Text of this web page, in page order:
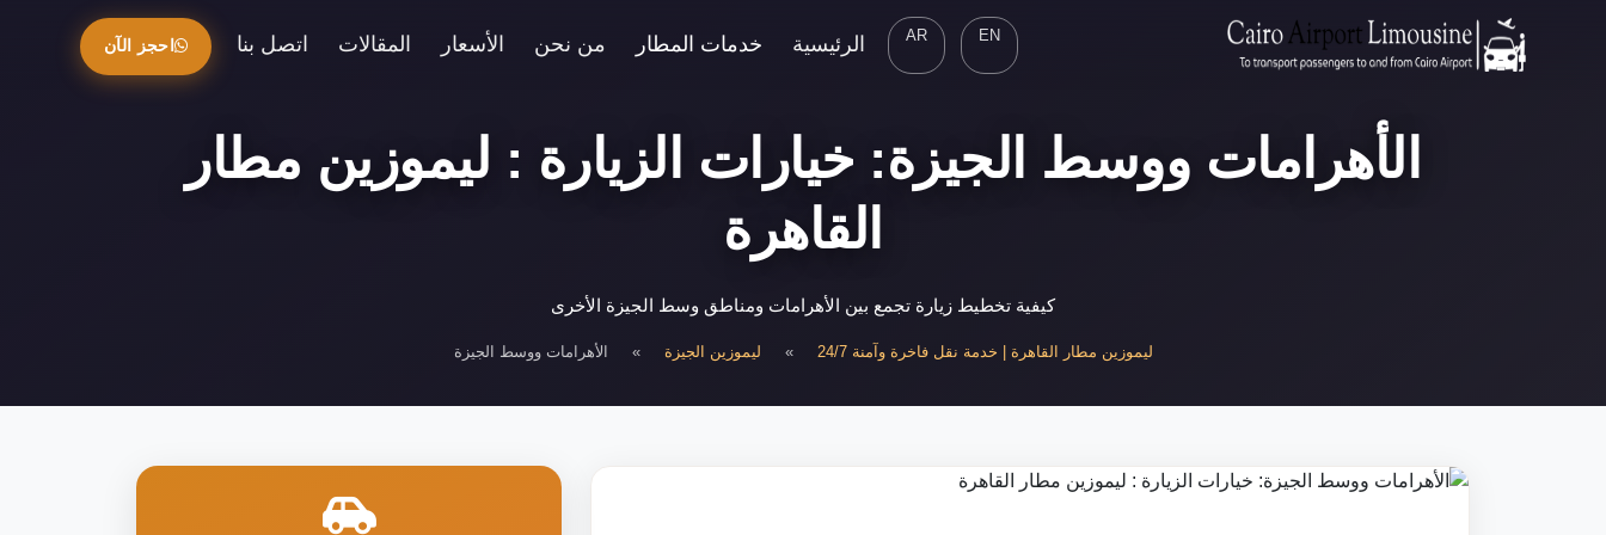
EN
AR الرئيسية خدمات المطار من نحن الأسعار المقالات اتصل بنا احجز الآن
الأهرامات ووسط الجيزة: خيارات الزيارة : ليموزين مطار
القاهرة
كيفية تخطيط زيارة تجمع بين الأهرامات ومناطق وسط الجيزة الأخرى
ليموزين مطار القاهرة | خدمة نقل فاخرة وآمنة 24/7 » ليموزين الجيزة » الأهرامات ووسط الجيزة